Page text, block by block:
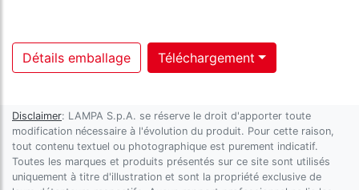
Détails emballage Téléchargement
Disclaimer: LAMPA S.p.A. se réserve le droit d'apporter toute
modification nécessaire à l'évolution du produit. Pour cette raison,
tout contenu textuel ou photographique est purement indicatif.
Toutes les marques et produits présentés sur ce site sont utilisés
uniquement à titre d'illustration et sont la propriété exclusive de